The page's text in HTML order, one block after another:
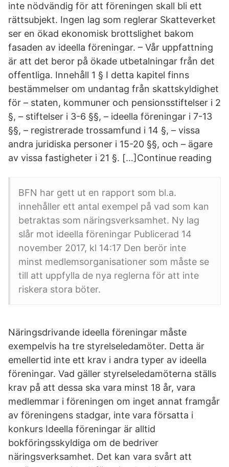
inte nödvändig för att föreningen skall bli ett
rättsubjekt. Ingen lag som reglerar Skatteverket
ser en ökad ekonomisk brottslighet bakom
fasaden av ideella föreningar. – Vår uppfattning
är att det beror på ökade utbetalningar från det
offentliga. Innehåll 1 § I detta kapitel finns
bestämmelser om undantag från skattskyldighet
för – staten, kommuner och pensionsstiftelser i 2
§, – stiftelser i 3-6 §§, – ideella föreningar i 7-13
§§, – registrerade trossamfund i 14 §, – vissa
andra juridiska personer i 15-20 §§, och – ägare
av vissa fastigheter i 21 §. […]Continue reading
BFN har gett ut en rapport som bl.a.
innehåller ett antal exempel på vad som kan
betraktas som näringsverksamhet. Ny lag
slår mot ideella föreningar Publicerad 14
november 2017, kl 14:17 Den berör inte
minst medlemsorganisationer som måste se
till att uppfylla de nya reglerna för att inte
riskera stora böter.
Näringsdrivande ideella föreningar måste
exempelvis ha tre styrelseledamöter. Detta är
emellertid inte ett krav i andra typer av ideella
föreningar. Vad gäller styrelseledamöterna ställs
krav på att dessa ska vara minst 18 år, vara
medlemmar i föreningen om inget annat framgår
av föreningens stadgar, inte vara försatta i
konkurs Ideella föreningar är alltid
bokföringsskyldiga om de bedriver
näringsverksamhet. Det kan vara svårt att